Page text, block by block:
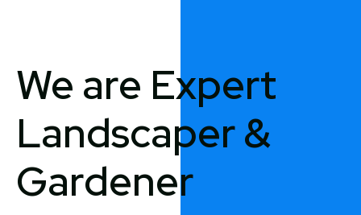
We are Expert
Landscaper &
Gardener